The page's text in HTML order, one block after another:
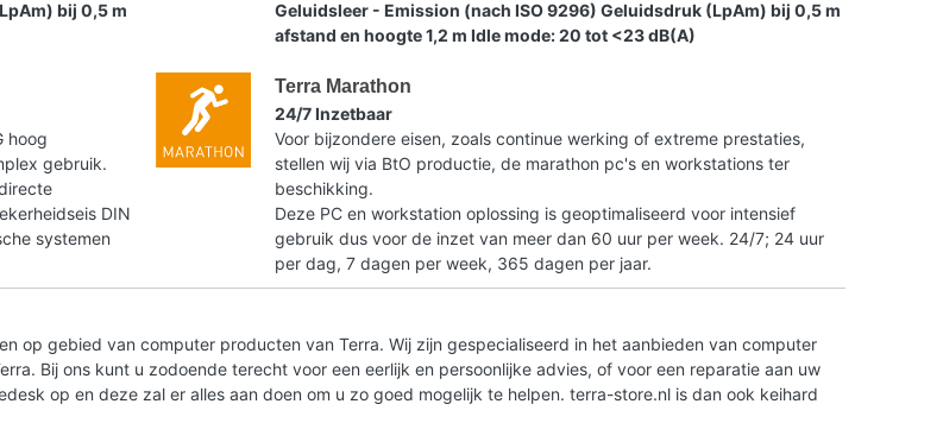
bij 0,5 m
Geluidsleer - Emission (nach ISO 9296) Geluidsdruk (LpAm) bij 0,5 m
afstand en hoogte 1,2 m Idle mode: 20 tot <23 dB(A)
hoog
gebruik.
DIN
systemen
Terra Marathon
24/7 Inzetbaar
Voor bijzondere eisen, zoals continue werking of extreme prestaties,
stellen wij via BtO productie, de marathon pc's en workstations ter
beschikking.
Deze PC en workstation oplossing is geoptimaliseerd voor intensief
gebruik dus voor de inzet van meer dan 60 uur per week. 24/7; 24 uur
per dag, 7 dagen per week, 365 dagen per jaar.
op gebied van computer producten van Terra. Wij zijn gespecialiseerd in het aanbieden van computer
Bij ons kunt u zodoende terecht voor een eerlijk en persoonlijke advies, of voor een reparatie aan uw
op en deze zal er alles aan doen om u zo goed mogelijk te helpen. terra-store.nl is dan ook keihard